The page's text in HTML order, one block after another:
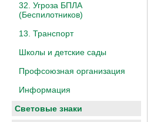
32. Угроза БПЛА
(Беспилотников)
13. Транспорт
Школы и детские сады
Профсоюзная организация
Информация
Световые знаки